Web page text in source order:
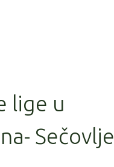
lige u
Sečovlje